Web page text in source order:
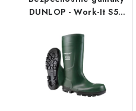
DUNLOP - Work-It S5 -